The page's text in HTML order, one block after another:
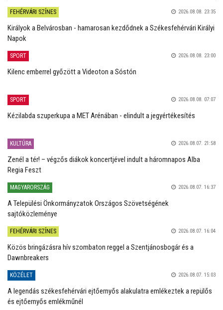
FEHÉRVÁRI SZÍNES 2026.08.08. 23:35
Királyok a Belvárosban - hamarosan kezdődnek a Székesfehérvári Királyi
Napok
SPORT 2026.08.08. 23:00
Kilenc emberrel győzött a Videoton a Sóstón
SPORT 2026.08.08. 07:07
Kézilabda szuperkupa a MET Arénában - elindult a jegyértékesítés
KULTÚRA 2026.08.07. 21:58
Zenél a tér! – végzős diákok koncertjével indult a háromnapos Alba
Regia Feszt
MAGYARORSZÁG 2026.08.07. 16:37
A Települési Önkormányzatok Országos Szövetségének
sajtóközleménye
FEHÉRVÁRI SZÍNES 2026.08.07. 16:04
Közös bringázásra hív szombaton reggel a Szentjánosbogár és a
Dawnbreakers
KÖZÉLET 2026.08.07. 15:03
A legendás székesfehérvári ejtőernyős alakulatra emlékeztek a repülős
és ejtőernyős emlékműnél